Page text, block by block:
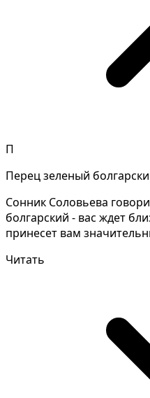
П
Перец зеленый
Сонник Соловьева
болгарский - вас ждет
принесет вам
Читать